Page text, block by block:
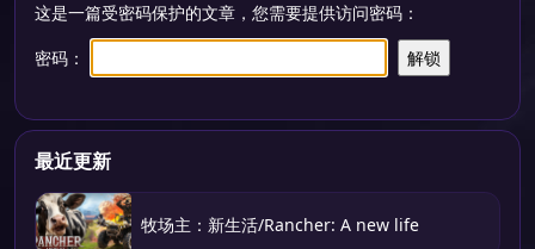
这是一篇受密码保护的文章，您需要提供访问密码：
密码：
最近更新
牧场主：新生活/Rancher: A new life